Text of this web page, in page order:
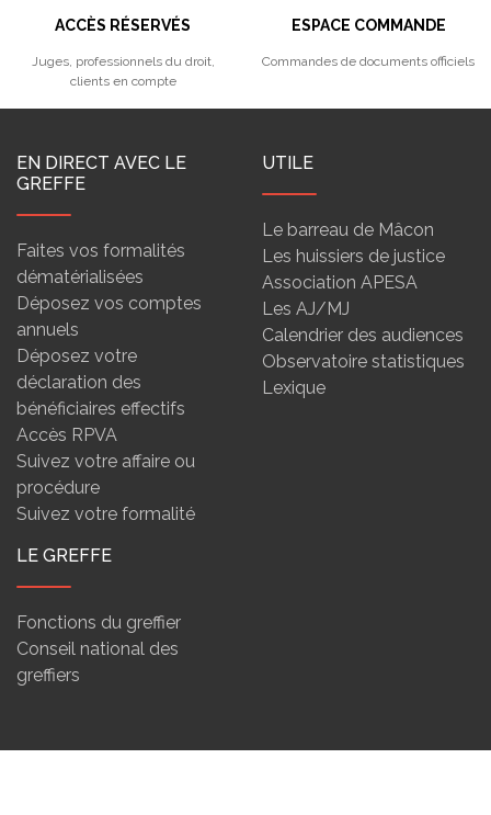
ACCÈS RÉSERVÉS
Juges, professionnels du droit,
clients en compte
ESPACE COMMANDE
Commandes de documents officiels
EN DIRECT AVEC LE
GREFFE
Faites vos formalités
dématérialisées
Déposez vos comptes
annuels
Déposez votre
déclaration des
bénéficiaires effectifs
Accès RPVA
Suivez votre affaire ou
procédure
Suivez votre formalité
UTILE
Le barreau de Mâcon
Les huissiers de justice
Association APESA
Les AJ/MJ
Calendrier des audiences
Observatoire statistiques
Lexique
LE GREFFE
Fonctions du greffier
Conseil national des
greffiers